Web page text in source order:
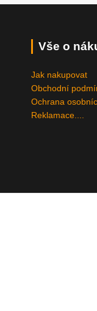
Vše o
Jak nakupovat
Obchodní
Ochrana
Reklamace....
Zároveň je povinen